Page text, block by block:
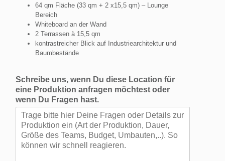
64 qm Fläche (33 qm + 2 x15,5 qm) – Lounge
Bereich
Whiteboard an der Wand
2 Terrassen à 15,5 qm
kontrastreicher Blick auf Industriearchitektur und
Baumbestände
Schreibe uns, wenn Du diese Location für
eine Produktion anfragen möchtest oder
wenn Du Fragen hast.